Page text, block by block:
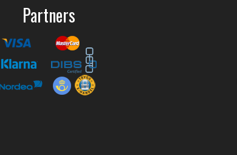
Partners